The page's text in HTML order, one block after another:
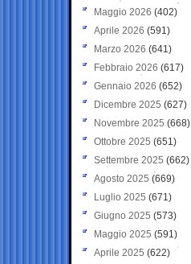
Maggio 2026 (402)
Aprile 2026 (591)
Marzo 2026 (641)
Febbraio 2026 (617)
Gennaio 2026 (652)
Dicembre 2025 (627)
Novembre 2025 (668)
Ottobre 2025 (651)
Settembre 2025 (662)
Agosto 2025 (669)
Luglio 2025 (671)
Giugno 2025 (573)
Maggio 2025 (591)
Aprile 2025 (622)